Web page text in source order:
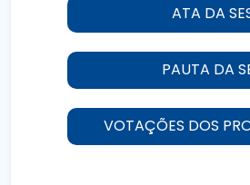
ATA DA
PAUTA DA
VOTAÇÕES DOS